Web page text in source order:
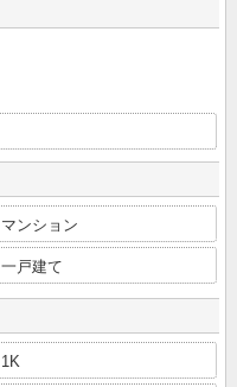
マンション
一戸建て
1K